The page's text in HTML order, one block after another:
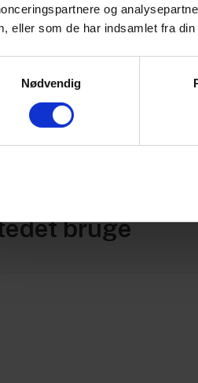
og
eller som de har indsamlet fra
Nødvendig
bruge